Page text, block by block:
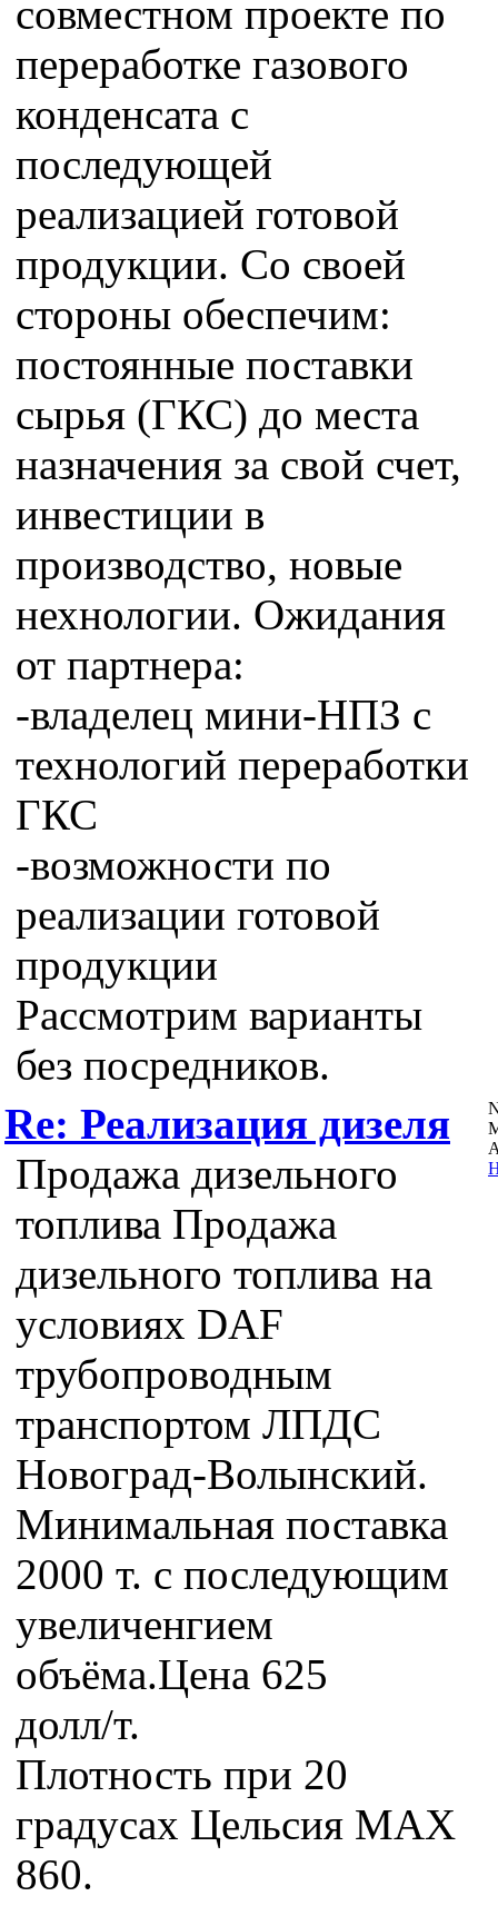
совместном проекте по
переработке газового
конденсата с
последующей
реализацией готовой
продукции. Со своей
стороны обеспечим:
постоянные поставки
сырья (ГКС) до места
назначения за свой счет,
инвестиции в
производство, новые
нехнологии. Ожидания
от партнера:
-владелец мини-НПЗ с
технологий переработки
ГКС
-возможности по
реализации готовой
продукции
Рассмотрим варианты
без посредников.
Re: Реализация дизеля
Продажа дизельного
топлива Продажа
дизельного топлива на
условиях DAF
трубопроводным
транспортом ЛПДС
Новоград-Волынский.
Минимальная поставка
2000 т. с последующим
увеличенгием
объёма.Цена 625
долл/т.
Плотность при 20
градусах Цельсия MAX
860.